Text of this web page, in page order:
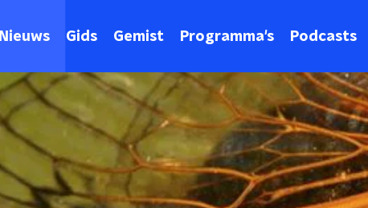
Nieuws Gids Gemist Programma's Podcasts